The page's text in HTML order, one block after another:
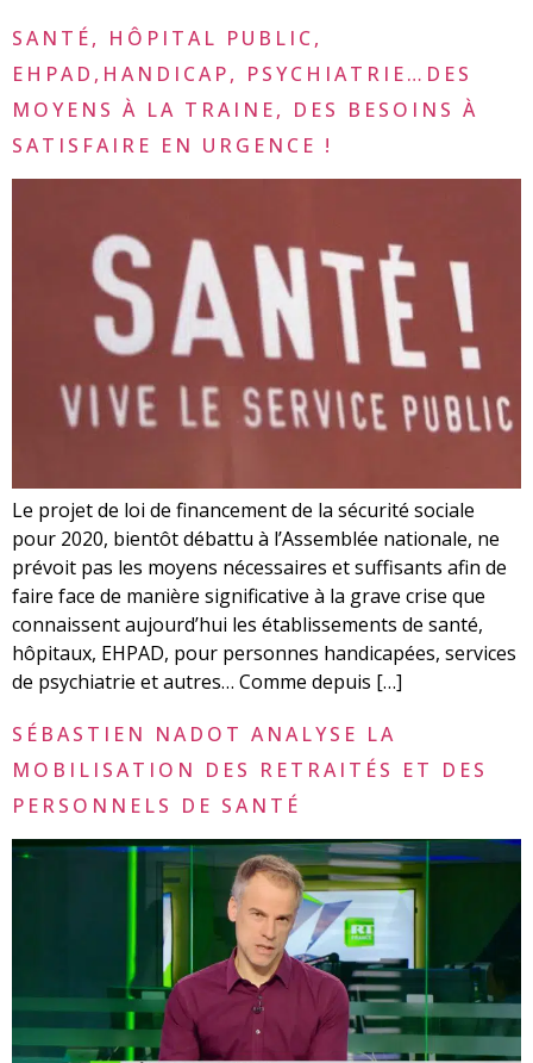
SANTÉ, HÔPITAL PUBLIC,
EHPAD,HANDICAP, PSYCHIATRIE…DES
MOYENS À LA TRAINE, DES BESOINS À
SATISFAIRE EN URGENCE !
Le projet de loi de financement de la sécurité sociale
pour 2020, bientôt débattu à l’Assemblée nationale, ne
prévoit pas les moyens nécessaires et suffisants afin de
faire face de manière significative à la grave crise que
connaissent aujourd’hui les établissements de santé,
hôpitaux, EHPAD, pour personnes handicapées, services
de psychiatrie et autres… Comme depuis […]
SÉBASTIEN NADOT ANALYSE LA
MOBILISATION DES RETRAITÉS ET DES
PERSONNELS DE SANTÉ